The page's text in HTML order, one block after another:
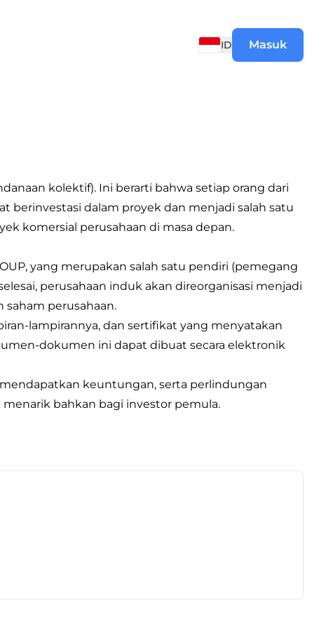
ID Masuk
kolektif). Ini berarti bahwa setiap orang dari
berinvestasi dalam proyek dan menjadi salah satu
komersial perusahaan di masa depan.
yang merupakan salah satu pendiri (pemegang
perusahaan induk akan direorganisasi menjadi
saham perusahaan.
lampirannya, dan sertifikat yang menyatakan
dokumen ini dapat dibuat secara elektronik
keuntungan, serta perlindungan
bahkan bagi investor pemula.